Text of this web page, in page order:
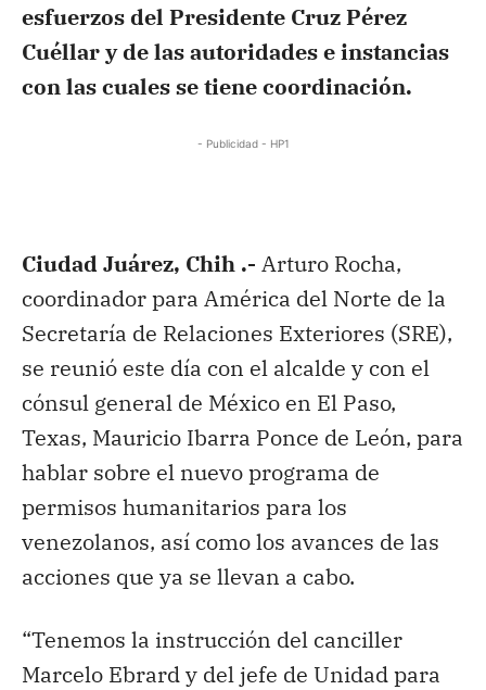
esfuerzos del Presidente Cruz Pérez
Cuéllar y de las autoridades e instancias
con las cuales se tiene coordinación.
- Publicidad - HP1
Ciudad Juárez, Chih .- Arturo Rocha,
coordinador para América del Norte de la
Secretaría de Relaciones Exteriores (SRE),
se reunió este día con el alcalde y con el
cónsul general de México en El Paso,
Texas, Mauricio Ibarra Ponce de León, para
hablar sobre el nuevo programa de
permisos humanitarios para los
venezolanos, así como los avances de las
acciones que ya se llevan a cabo.
“Tenemos la instrucción del canciller
Marcelo Ebrard y del jefe de Unidad para